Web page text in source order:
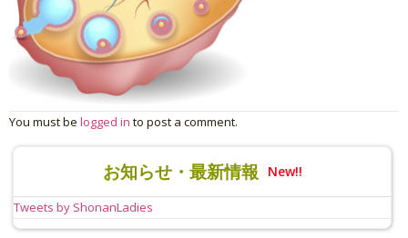
You must be logged in to post a comment.
お知らせ・最新情報 New!!
Tweets by ShonanLadies